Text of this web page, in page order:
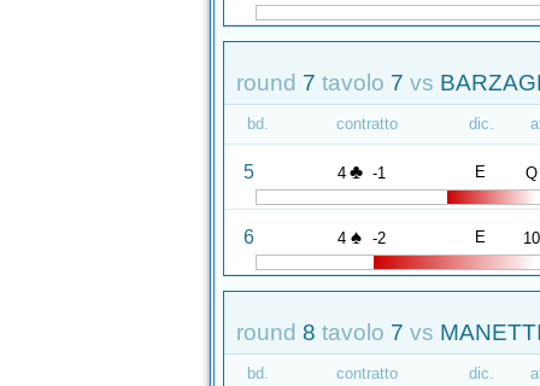
round 7 tavolo 7 vs
bd. contratto dic.
5 4 ♣ -1 E Q
6 4 ♠ -2 E 10
round 8 tavolo 7 vs
bd. contratto dic.